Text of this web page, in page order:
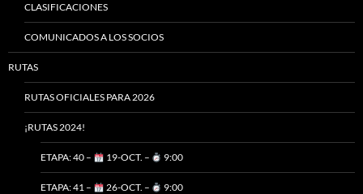
CLASIFICACIONES
COMUNICADOS A LOS SOCIOS
RUTAS
RUTAS OFICIALES PARA 2026
¡RUTAS 2024!
ETAPA: 40 – 19-OCT. – 9:00
ETAPA: 41 – 26-OCT. – 9:00